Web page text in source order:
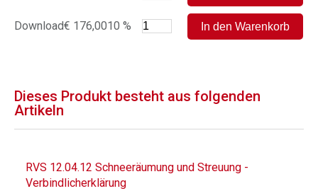
Download€ 176,0010 %
Dieses Produkt besteht aus folgenden
Artikeln
RVS 12.04.12 Schneeräumung und Streuung -
Verbindlicherklärung